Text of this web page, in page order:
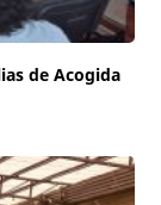
de Acogida